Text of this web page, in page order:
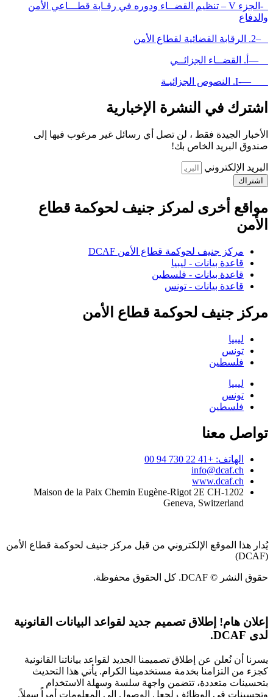
-الجزء V – تنظيم القضــاء ودوره في رقـابة قطـــاعي الأمن
والدفاع
–2. الرقابة القضائية لقطاع الأمن
—أ. القضــاء الجزائــي
—-I. النصوص الجزائيـة
اشترك في النشرة الإخبارية
الأخبار الجيدة فقط ، لن تصل أي رسائل غير مرغوب فيها إلى
صندوق البريد الخاص بك!
البريد الإلكتروني
اشتراك
مواقع أخرى لمركز جنيف لحوكمة قطاع
الأمن
مركز جنيف لحوكمة قطاع الأمن DCAF
قاعدة بيانات - ليبيا
قاعدة بيانات - فلسطين
قاعدة بيانات - تونس
مركز جنيف لحوكمة قطاع الأمن
ليبيا
تونس
فلسطين
ليبيا
تونس
فلسطين
تواصل معنا
الهاتف: +41 22 730 94 00
info@dcaf.ch
www.dcaf.ch
Maison de la Paix Chemin Eugène-Rigot 2E CH-1202
Geneva, Switzerland
يُدار هذا الموقع الإلكتروني من قبل مركز جنيف لحوكمة قطاع الأمن
(DCAF)
حقوق النشر © DCAF. كل الحقوق محفوظة.
إعلان هام! إطلاق تصميم جديد لقواعد البيانات القانونية
لدى DCAF.
يسرنا أن نُعلن عن إطلاق تصميمنا الجديد لقواعد بياناتنا القانونية
كجزء من التزامنا بخدمة مستخدمينا الكرام. يأتي هذا التحديث
بتحسينات متعددة، تتضمن واجهة سلسة وسهلة الاستخدام
وتحسينات في الوظائف لجعل الوصول إلى المعلومات أمراً سهلاً.